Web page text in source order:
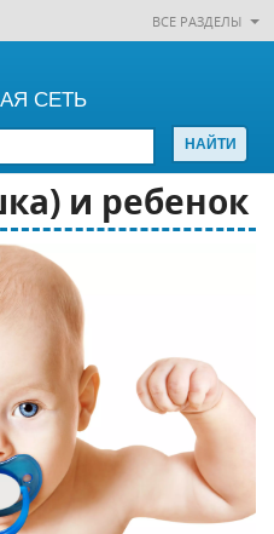
ВСЕ РАЗДЕЛЫ
СЕТЬ
и ребенок